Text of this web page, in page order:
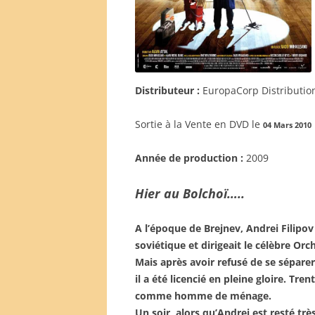
Distributeur : EuropaCorp
Sortie à la Vente en DVD le 04 Mars 2010
Année de production : 2009
Hier au Bolchoï…..
A l’époque de Brejnev, Andrei
soviétique et dirigeait le célèbre
Mais après avoir refusé de se
il a été licencié en pleine gloire.
comme homme de ménage.
Un soir, alors qu’Andrei est resté